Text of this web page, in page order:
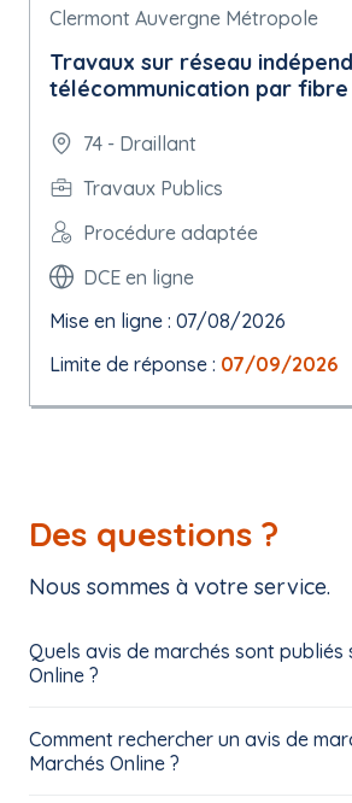
Clermont Auvergne Métropole
Travaux sur réseau
télécommunication par
74 - Draillant
Travaux Publics
Procédure adaptée
DCE en ligne
Mise en ligne : 07/08/2026
Limite de réponse : 07/09/2026
Des questions ?
Nous sommes à votre service.
Quels avis de marchés sont publiés
Online ?
Comment rechercher un avis de
Marchés Online ?